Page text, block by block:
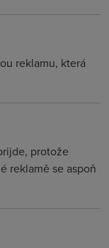
reklamu, která
protože
reklamě se aspoň